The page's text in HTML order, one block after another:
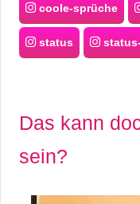
coole-sprüche
status
Das kann
sein?